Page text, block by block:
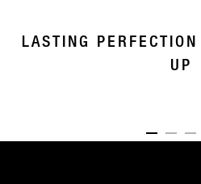
LASTING
UP
ITEM 01
ITEM